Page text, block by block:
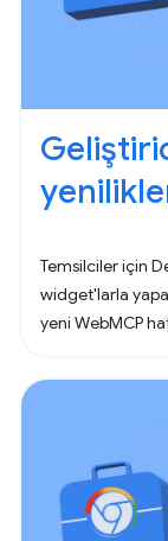
Temsilciler için
widget'larla
yeni WebMCP